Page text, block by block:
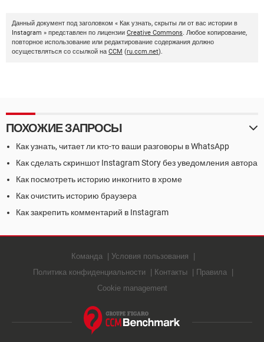
Данный документ под заголовком « Как узнать, скрыты ли от вас истории в
Instagram » представлен по лицензии Creative Commons. Любое копирование,
повторное использование или редактирование содержания должно
осуществляться со ссылкой на CCM (ru.ccm.net).
ПОХОЖИЕ ЗАПРОСЫ
Как узнать, читает ли кто-то ваши разговоры в WhatsApp
Как сделать скриншот Instagram Story без уведомления автора
Как посмотреть историю инкогнито в хроме
Как очистить историю браузера
Как закрепить комментарий в Instagram
Команда
Условия пользования
Политика конфиденциальности
Контакты
Правила
Cookie management